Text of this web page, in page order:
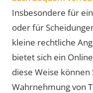
Insbesondere für
oder für
kleine rechtliche
bietet sich ein
diese Weise
Wahrnehmung von